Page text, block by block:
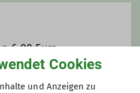
6,00 Euro
Cookies
und Anzeigen zu